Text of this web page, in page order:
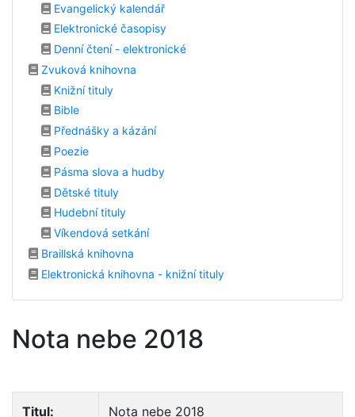
Evangelický kalendář
Elektronické časopisy
Denní čtení - elektronické
Zvuková knihovna
Knižní tituly
Bible
Přednášky a kázání
Poezie
Pásma slova a hudby
Dětské tituly
Hudební tituly
Víkendová setkání
Braillská knihovna
Elektronická knihovna - knižní tituly
Nota nebe 2018
Titul: Nota nebe 2018